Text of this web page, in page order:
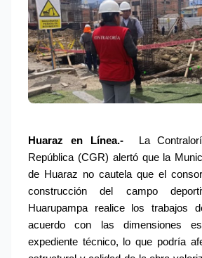
Huaraz en Línea.-
La
República (CGR) alertó que la
de Huaraz no cautela que el
construcción del campo
Huarupampa realice los trabajos
acuerdo con las dimensiones
expediente técnico, lo que podría